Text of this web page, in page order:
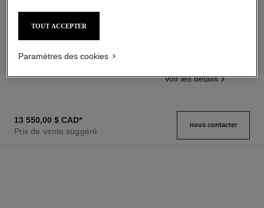
montre code coco
Acier et diamants
Réf. H581221 400,00 $ cad
Voir les détails
13 550,00 $ CAD*
Prix de vente suggéré
nous contacter
TOUT ACCEPTER
Paramètres des cookies